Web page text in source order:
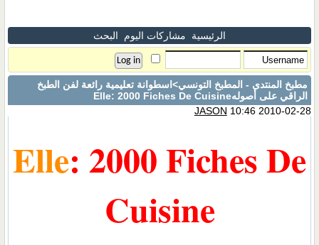
الرئيسية مشاركات اليوم البحث
مطبخ المنتدى - المطبخ التونسي>اسطوانة تعليمية رائعة لفن الطبخ
الراقي على أصولهElle: 2000 Fiches De Cuisine
JASON 10:46 2010-02-28
Elle: 2000 Fiches De
Cuisine